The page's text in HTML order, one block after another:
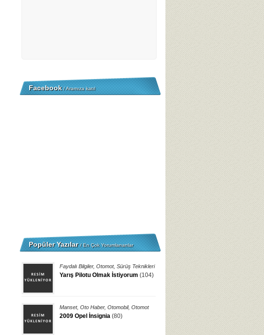
Facebook/ Aramıza katıl
Popüler Yazılar/ En Çok Yorumlananlar
Faydalı Bilgiler, Otomot, Sürüş Teknikleri
Yarış Pilotu Olmak İstiyorum (104)
Manset, Oto Haber, Otomobil, Otomot
2009 Opel İnsignia (80)